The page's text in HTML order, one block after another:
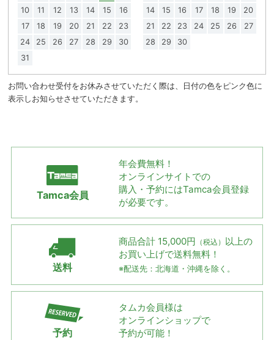
10
11 12 13 14 15
16
17
18 19 20 21 22
23
24
25 26 27 28 29
30
31
14
15 16 17 18 19
20
21
22 23 24 25 26
27
28
29 30
お問い合わせ受付をお休みさせていただく際は、日付の色をピンク色に
表示しお知らせさせていただきます。
Tamca会員
年会費無料！
オンラインサイトでの
購入・予約にはTamca会員登録
が必要です。
送料
商品合計 15,000円 （税込） 以上の
お買い上げで送料無料！
※配送先：北海道・沖縄を除く。
予約
タムカ会員様は
オンラインショップで
予約が可能！